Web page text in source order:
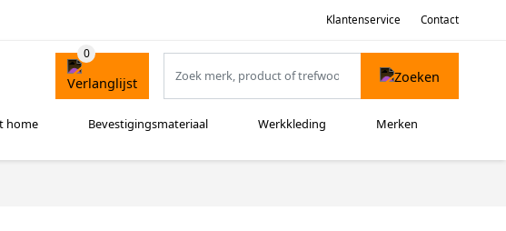
Klantenservice Contact
home Bevestigingsmateriaal Werkkleding Merken